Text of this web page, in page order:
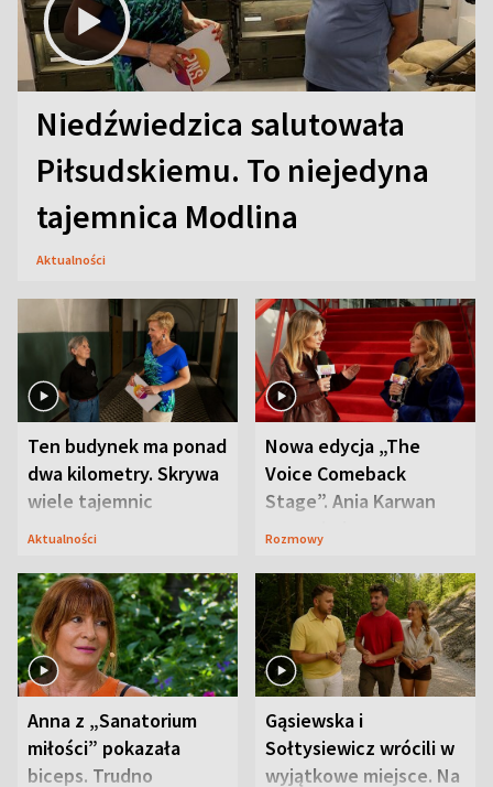
Niedźwiedzica salutowała
Piłsudskiemu. To niejedyna
tajemnica Modlina
Aktualności
Ten budynek ma ponad
dwa kilometry. Skrywa
wiele tajemnic
Aktualności
Nowa edycja „The
Voice Comeback
Stage”. Ania Karwan
zapowiada
Rozmowy
Anna z „Sanatorium
miłości” pokazała
biceps. Trudno
Gąsiewska i
Sołtysiewicz wrócili w
wyjątkowe miejsce. Na